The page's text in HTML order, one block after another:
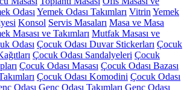
Odası Yemek Odası Takımları Vitrin Yemek
Konsol Servis Masaları Masa ve Masa
Masası ve Takımları Mutfak Masası ve
Odası Çocuk Odası Duvar Stickerları Çocuk
Çocuk Odası Sandalyeleri Çocuk
Çocuk Odası Masası Çocuk Odası Bazası
Çocuk Odası Komodini Çocuk Odası
Odası Genç Odası Takımları Genç Odası